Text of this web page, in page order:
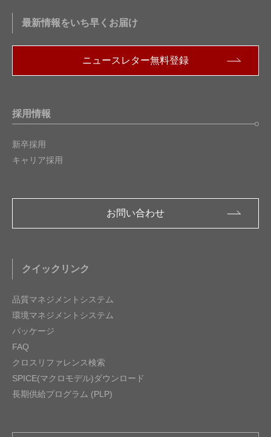
最新情報をいち早くお届け
ニュースレター無料登録
採用情報
新卒採用
キャリア採用
お問い合わせ
クイックリンク
品質マネジメントシステム
環境マネジメントシステム
パッケージ
FAQ
クロスリファレンス検索
SPICE(マクロモデル)ダウンロード
長期供給プログラム (PLP)